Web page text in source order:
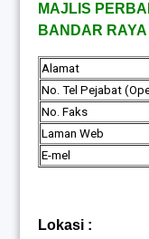
MAJLIS
BANDAR RAYA
Alamat
No. Tel Pejabat
No. Faks
Laman Web
E-mel
Lokasi :